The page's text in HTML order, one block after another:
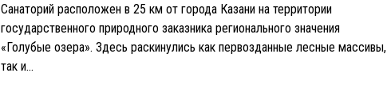
Санаторий расположен в 25 км от города Казани на территории
государственного природного заказника регионального значения
«Голубые озера». Здесь раскинулись как первозданные лесные массивы,
так и...